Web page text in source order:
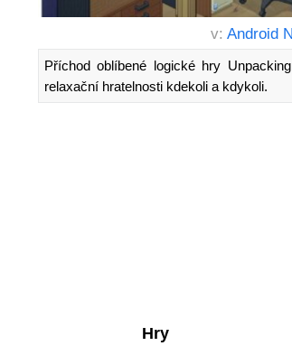
v: Android
Příchod oblíbené logické hry
relaxační hratelnosti kdekoli a kdykoli.
Hry